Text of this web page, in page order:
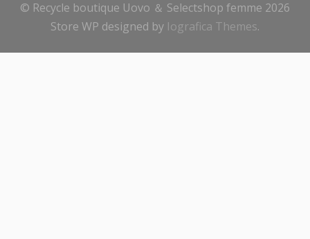
© Recycle boutique Uovo ＆ Selectshop femme 2026
Store WP designed by Iografica Themes.